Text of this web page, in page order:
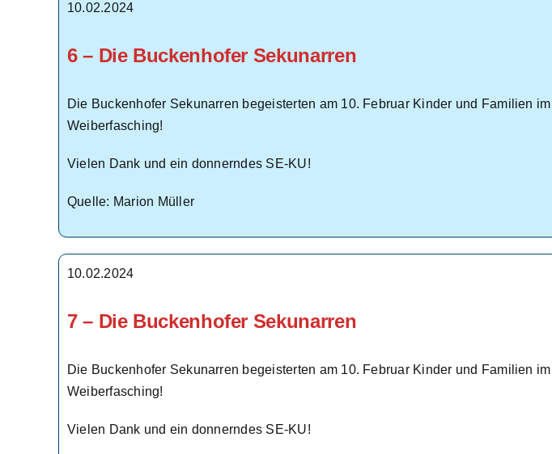
10.02.2024
6 – Die Buckenhofer Sekunarren
Die Buckenhofer Sekunarren begeisterten am 10. Februar Kinder und Familien
Weiberfasching!
Vielen Dank und ein donnerndes SE-KU!
Quelle: Marion Müller
10.02.2024
7 – Die Buckenhofer Sekunarren
Die Buckenhofer Sekunarren begeisterten am 10. Februar Kinder und Familien
Weiberfasching!
Vielen Dank und ein donnerndes SE-KU!